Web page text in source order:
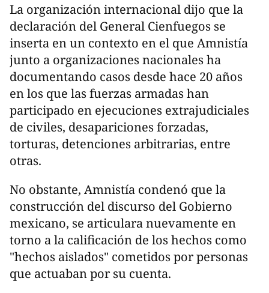
La organización internacional dijo que la
declaración del General Cienfuegos se
inserta en un contexto en el que Amnistía
junto a organizaciones nacionales ha
documentando casos desde hace 20 años
en los que las fuerzas armadas han
participado en ejecuciones extrajudiciales
de civiles, desapariciones forzadas,
torturas, detenciones arbitrarias, entre
otras.
No obstante, Amnistía condenó que la
construcción del discurso del Gobierno
mexicano, se articulara nuevamente en
torno a la calificación de los hechos como
"hechos aislados" cometidos por personas
que actuaban por su cuenta.